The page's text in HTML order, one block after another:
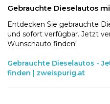
Gebrauchte Dieselautos
Entdecken Sie gebrauchte
und sofort verfügbar. Jetzt
Wunschauto finden!
Gebrauchte Dieselautos -
finden | zweispurig.at